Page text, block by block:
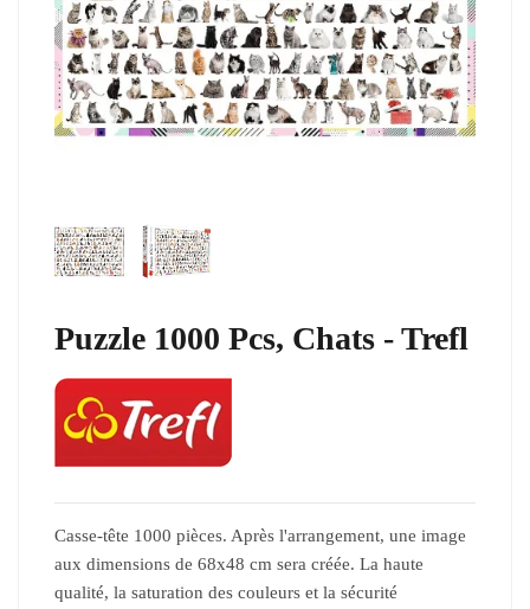
Puzzle 1000 Pcs, Chats - Trefl
Casse-tête 1000 pièces. Après l'arrangement, une image
aux dimensions de 68x48 cm sera créée. La haute
qualité, la saturation des couleurs et la sécurité